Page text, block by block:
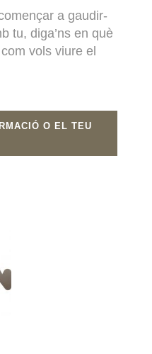
a gaudir-
tu, diga’ns en què
vols viure el
O EL TEU